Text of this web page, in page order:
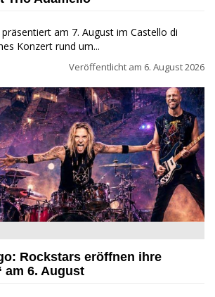
am 7. August im Castello di
Konzert rund um...
Veröffentlicht am 6. August 2026
und Andrea Torresani im Summer Rock
Rockstars eröffnen ihre
am 6. August